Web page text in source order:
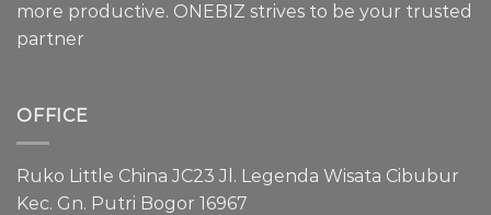
more productive. ONEBIZ strives to be your trusted
partner
OFFICE
Ruko Little China JC23 Jl. Legenda Wisata Cibubur
Kec. Gn. Putri Bogor 16967